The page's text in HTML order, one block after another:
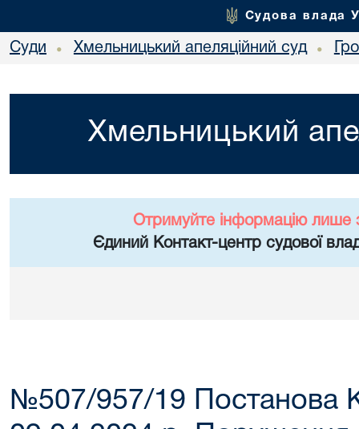
Судова влада
Суди • Хмельницький апеляційний суд •
Хмельницький
Отримуйте інформацію лише
Єдиний Контакт-центр судової
№507/957/19 Постанова